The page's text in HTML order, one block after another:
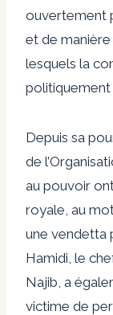
ouvertement
et de
lesquels la
Depuis sa
de
au pouvoir
royale, au
une vendetta
Hamidi, le
Najib, a
victime de